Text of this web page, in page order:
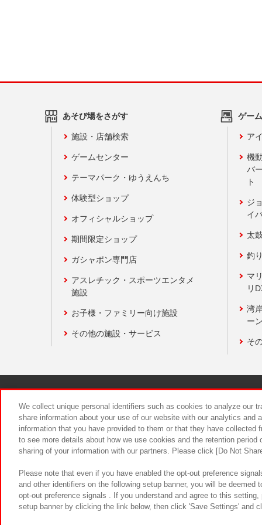
あそび場をさがす
施設・店舗検索
ゲームセンター
テーマパーク・ゆうえんち
体験型ショップ
オフィシャルショップ
期間限定ショップ
ガシャポン専門店
アスレチック・スポーツエンタメ
施設
お子様・ファミリー向け施設
その他の施設・サービス
ゲー
ア
機
バ
ト
ジ
イ
太
釣
マ
リ
湾
ー
そ
食品のご
We collect unique personal identifiers such as cookies to analyze our
share information about your use of our website with our analytics and
information that you have provided to them or that they have
to see more details about how we use cookies and the retention
sharing of your information with our partners. Please click [Do Not
Please note that even if you have enabled the opt-out preference
and other identifiers on the following setup banner, you will be
opt-out preference signals . If you understand and agree to this
setup banner by clicking the link below, then click 'Save Settings' and